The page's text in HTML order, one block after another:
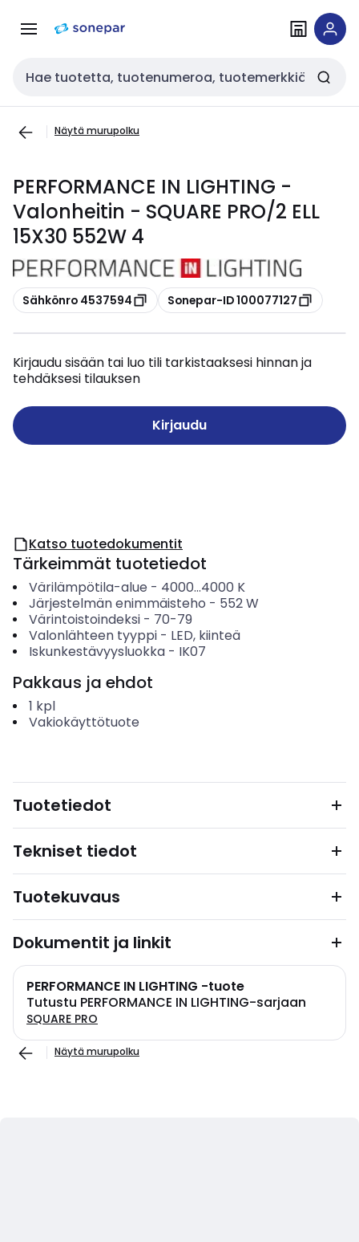
navigointiinsisältöön
Haku
Näytä murupolku
PERFORMANCE IN LIGHTING -
Valonheitin - SQUARE PRO/2 ELL
15X30 552W 4
Kopioi
Sähkönro 4537594 Kopioi
Sonepar-ID 100077127
Kirjaudu sisään tai luo tili tarkistaaksesi hinnan ja
tehdäksesi tilauksen
Kirjaudu
Katso tuotedokumentit
Tärkeimmät tuotetiedot
Värilämpötila-alue - 4000...4000 K
Järjestelmän enimmäisteho - 552W
Värintoistoindeksi- 70-79
Valonlähteen tyyppi- LED, kiinteä
Iskunkestävyysluokka- IK07
Pakkaus ja ehdot
1 kpl
Vakiokäyttötuote
Tuotetiedot
Tekniset tiedot
Tuotekuvaus
Dokumentit ja linkit
PERFORMANCE IN LIGHTING -tuote
Tutustu PERFORMANCE IN LIGHTING-sarjaan
SQUARE PRO
Näytä murupolku